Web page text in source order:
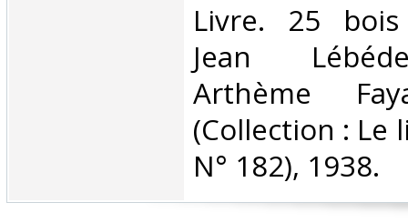
‎Livre. 25
Jean
Arthème
(Collection : Le
N° 182), 1938.‎